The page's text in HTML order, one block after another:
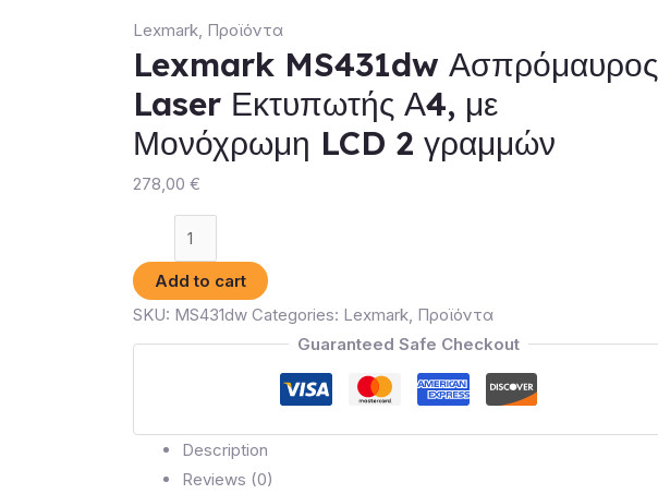
Lexmark, Προϊόντα
Lexmark MS431dw Ασπρόμαυρος
Laser Εκτυπωτής Α4, με
Μονόχρωμη LCD 2 γραμμών
278,00 €
Lexmark
MS431dw
Ασπρόμαυρος
Laser
Εκτυπωτής
Μονόχρωμη
Add to cart
SKU: MS431dw Categories: Lexmark, Προϊόντα
Guaranteed Safe Checkout
Description
Reviews (0)